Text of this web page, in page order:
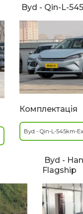
Byd - Qin-L-
Комплектація
Byd - Qin-L-545km-
Byd -
Flagship